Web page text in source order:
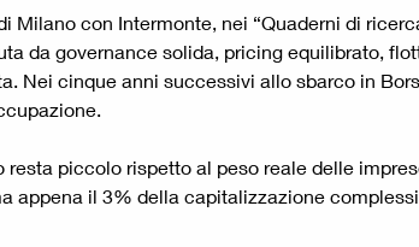
con Intermonte, nei “Quaderni di
da governance solida, pricing equilibrato,
Nei cinque anni successivi allo sbarco in
piccolo rispetto al peso reale delle
appena il 3% della capitalizzazione